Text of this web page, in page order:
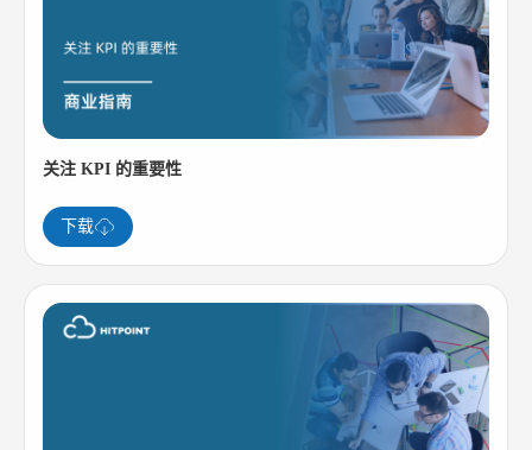
关注 KPI 的重要性
下载